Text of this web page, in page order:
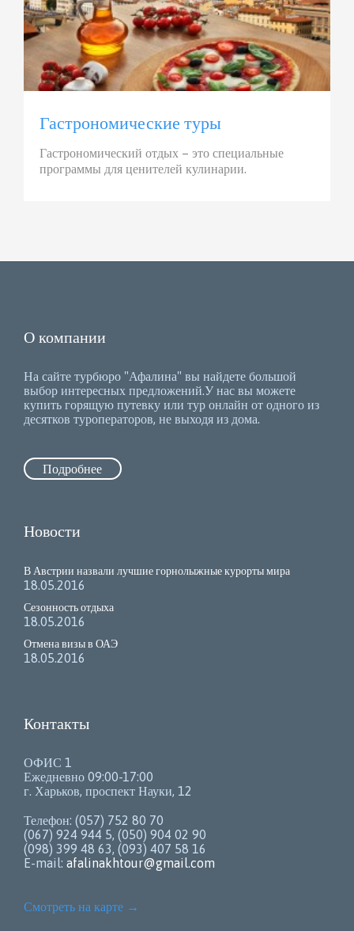
Гастрономические туры
Гастрономический отдых – это специальные
программы для ценителей кулинарии.
О компании
На сайте турбюро "Афалина" вы найдете большой
выбор интересных предложений.У нас вы можете
купить горящую путевку или тур онлайн от одного из
десятков туроператоров, не выходя из дома.
Подробнее
Новости
В Австрии назвали лучшие горнолыжные курорты мира
18.05.2016
Сезонность отдыха
18.05.2016
Отмена визы в ОАЭ
18.05.2016
Контакты
ОФИС 1
Ежедневно 09:00-17:00
г. Харьков, проспект Науки, 12
Телефон: (057) 752 80 70
(067) 924 944 5, (050) 904 02 90
(098) 399 48 63, (093) 407 58 16
E-mail: afalinakhtour@gmail.com
Смотреть на карте →